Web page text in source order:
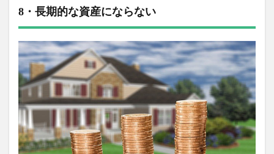
8・長期的な資産にならない